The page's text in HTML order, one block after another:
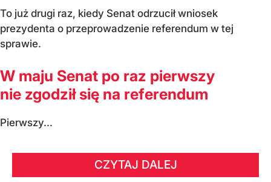
To już drugi raz, kiedy Senat odrzucił wniosek
prezydenta o przeprowadzenie referendum w tej
sprawie.
W maju Senat po raz pierwszy
nie zgodził się na referendum
Pierwszy...
CZYTAJ DALEJ